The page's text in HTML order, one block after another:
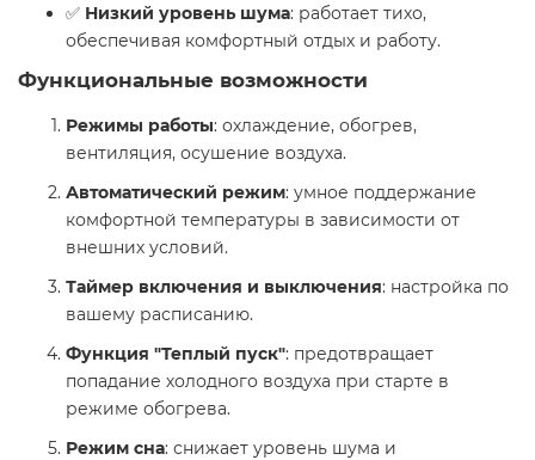
✅ Низкий уровень шума: работает тихо,
обеспечивая комфортный отдых и работу.
Функциональные возможности ️
Режимы работы: охлаждение, обогрев,
вентиляция, осушение воздуха.
Автоматический режим: умное поддержание
комфортной температуры в зависимости от
внешних условий.
Таймер включения и выключения: настройка по
вашему расписанию.
Функция "Теплый пуск": предотвращает
попадание холодного воздуха при старте в
режиме обогрева.
Режим сна: снижает уровень шума и